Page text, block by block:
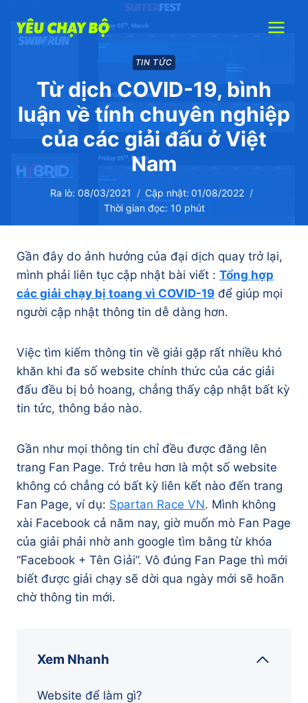
content
TIN TỨC
Từ dịch COVID-19, bình
luận về tính chuyên nghiệp
của các giải đấu ở Việt
Nam
Ra lò: 08/03/2021 Cập nhật: 01/08/2022
Thời gian đọc: 10 phút
Gần đây do ảnh hưởng của đại dịch quay trở lại,
mình phải liên tục cập nhật bài viết : Tổng hợp
các giải chạy bị toang vì COVID-19 để giúp mọi
người cập nhật thông tin dễ dàng hơn.
Việc tìm kiếm thông tin về giải gặp rất nhiều khó
khăn khi đa số website chính thức của các giải
đấu đều bị bỏ hoang, chẳng thấy cập nhật bất kỳ
tin tức, thông báo nào.
Gần như mọi thông tin chỉ đều được đăng lên
trang Fan Page. Trớ trêu hơn là một số website
không có chẳng có bất kỳ liên kết nào đến trang
Fan Page, ví dụ: Spartan Race VN. Mình không
xài Facebook cả năm nay, giờ muốn mò Fan Page
của giải phải nhờ anh google tìm bằng từ khóa
“Facebook + Tên Giải”. Vô đúng Fan Page thì mới
biết được giải chạy sẽ dời qua ngày mới sẽ hoãn
chờ thông tin mới.
Xem Nhanh
Website để làm gì?